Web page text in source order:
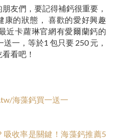
友們，要記得補鈣很重要，
康的狀態， 喜歡的愛好興趣
近卡蘿琳官網有愛爾蘭鈣的
一，等於1 包只要 250 元，
看吧！
海藻鈣買一送一
吸收率是關鍵！海藻鈣推薦5